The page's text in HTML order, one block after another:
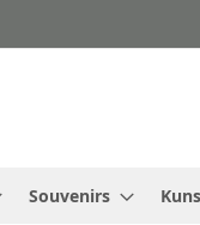
Souvenirs